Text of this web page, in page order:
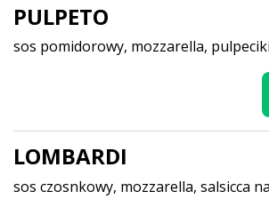
PULPETO
sos pomidorowy, mozzarella,
LOMBARDI
sos czosnkowy, mozzarella, salsicca